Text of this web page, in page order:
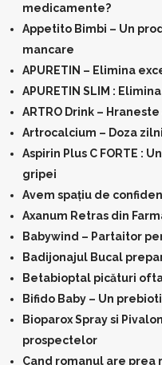
medicamente?
Appetito Bimbi – Un
mancare
APURETIN – Elimina
APURETIN SLIM :
ARTRO Drink –
Artrocalcium – Doza
Aspirin Plus C FORTE :
gripei
Avem spațiu de
Axanum Retras din
Babywind – Partaitor
Badijonajul Bucal
Betabioptal picături
Bifido Baby – Un
Bioparox Spray si
prospectelor
Cand romanul are prea